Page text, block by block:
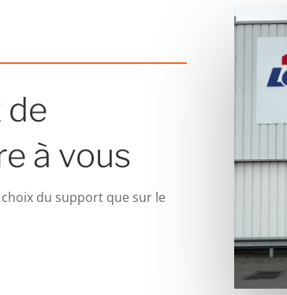
de
à vous
du support que sur le